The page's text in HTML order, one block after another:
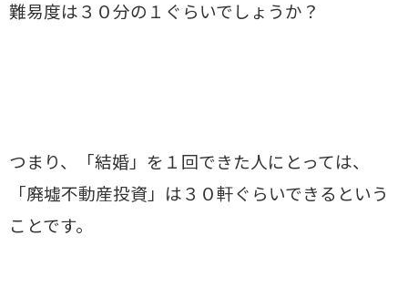
難易度は３０分の１ぐらいでしょうか？
つまり、「結婚」を１回できた人にとっては、
「廃墟不動産投資」は３０軒ぐらいできるという
ことです。